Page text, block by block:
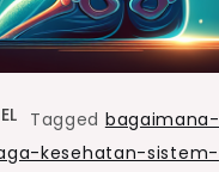
Tagged
kesehatan-